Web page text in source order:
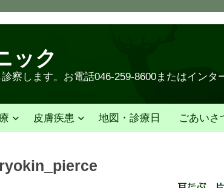
ック
察します。お電話046-259-8600またはインタ
皮膚疾患 地図・診療日 ごあいさ
ryokin_pierce